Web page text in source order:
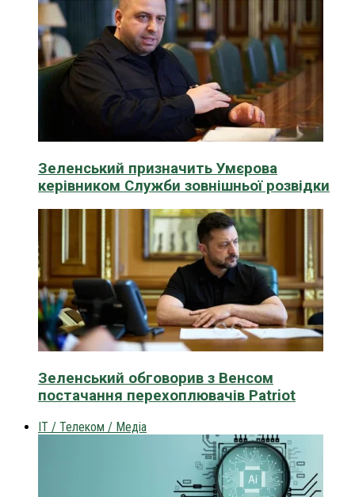
Зеленський призначить Умєрова
керівником Служби зовнішньої розвідки
Зеленський обговорив з Венсом
постачання перехоплювачів Patriot
IT / Телеком / Медіа